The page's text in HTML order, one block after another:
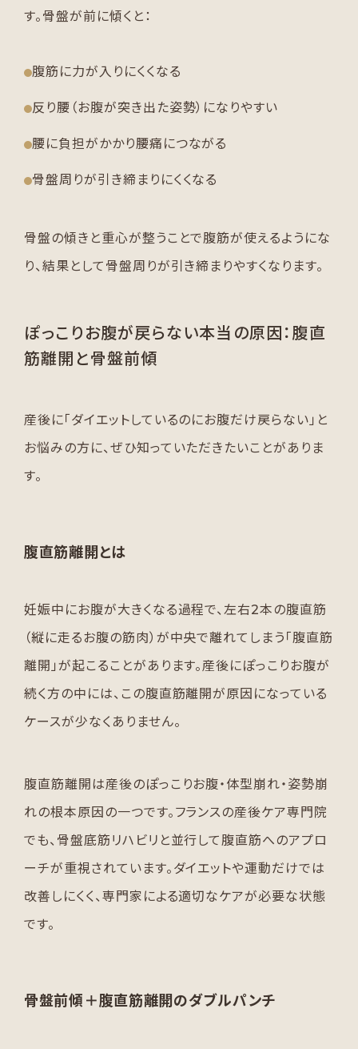
す。骨盤が前に傾くと：
腹筋に力が入りにくくなる
反り腰（お腹が突き出た姿勢）になりやすい
腰に負担がかかり腰痛につながる
骨盤周りが引き締まりにくくなる
骨盤の傾きと重心が整うことで腹筋が使えるようにな
り、結果として骨盤周りが引き締まりやすくなります。
ぽっこりお腹が戻らない本当の原因：腹直
筋離開と骨盤前傾
産後に「ダイエットしているのにお腹だけ戻らない」と
お悩みの方に、ぜひ知っていただきたいことがありま
す。
腹直筋離開とは
妊娠中にお腹が大きくなる過程で、左右2本の腹直筋
（縦に走るお腹の筋肉）が中央で離れてしまう「腹直筋
離開」が起こることがあります。産後にぽっこりお腹が
続く方の中には、この腹直筋離開が原因になっている
ケースが少なくありません。
腹直筋離開は産後のぽっこりお腹・体型崩れ・姿勢崩
れの根本原因の一つです。フランスの産後ケア専門院
でも、骨盤底筋リハビリと並行して腹直筋へのアプロ
ーチが重視されています。ダイエットや運動だけでは
改善しにくく、専門家による適切なケアが必要な状態
です。
骨盤前傾＋腹直筋離開のダブルパンチ